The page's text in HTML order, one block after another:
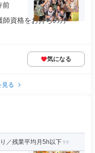
前
師資格をお持ちの方
気になる
見る
／残業平均月5h以下